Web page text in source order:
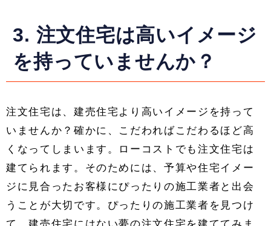
3. 注文住宅は高いイメージ
を持っていませんか？
注文住宅は、建売住宅より高いイメージを持って
いませんか？確かに、こだわればこだわるほど高
くなってしまいます。ローコストでも注文住宅は
建てられます。そのためには、予算や住宅イメー
ジに見合ったお客様にぴったりの施工業者と出会
うことが大切です。ぴったりの施工業者を見つけ
て、建売住宅にはない夢の注文住宅を建ててみま